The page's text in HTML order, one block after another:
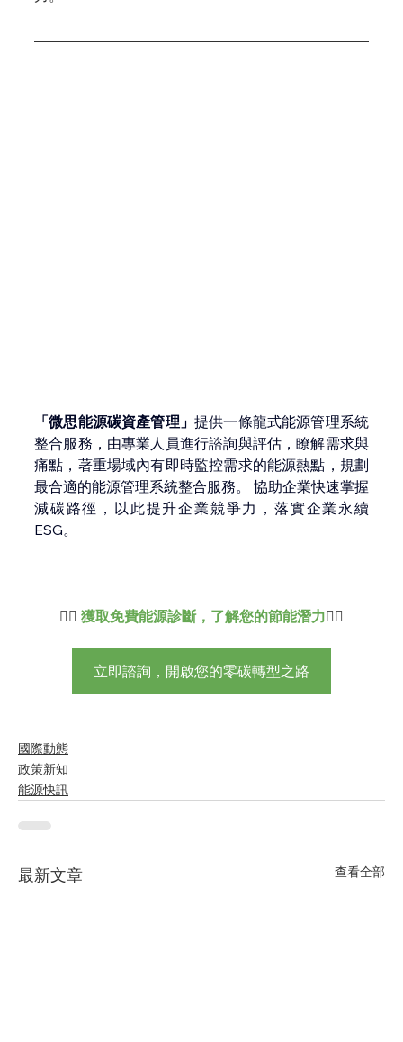
「微思能源碳資產管理」 提供一條龍式能源管理系統
整合服務，由專業人員進行諮詢與評估，瞭解需求與
痛點，著重場域內有即時監控需求的能源熱點，規劃
最合適的能源管理系統整合服務。 協助企業快速掌握
減碳路徑，以此提升企業競爭力，落實企業永續
ESG。
👇🏻 獲取免費能源診斷，了解您的節能潛力👇🏻
立即諮詢，開啟您的零碳轉型之路
國際動態
政策新知
能源快訊
最新文章 查看全部